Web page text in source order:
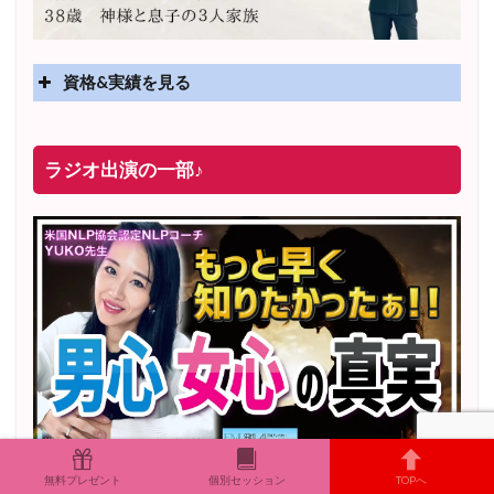
資格&実績を見る
2025年4月〜 altruismコミュニティ×講座オンラインサ
ロン開講
2025年5月〜 FMラジオ79.9「LOVEマスター講座」準
レギュラー出演中！
2023年12月〜 FM81.4ラジオFMハイホー「LOVEマス
ター講座」準レギュラー出演中！
〜2025年5月 個別セッション相談実績 1500名越え
2022年6月〜24年7月 自己肯定感を高めるメールレッス
ン1000名以上参加
〜2024年7月 恋愛テキスト動画セット販売実績
ラジオ出演の一部♪
この動画を視聴するには画像クリック↑
無料プレゼント 個別セッション TOPへ